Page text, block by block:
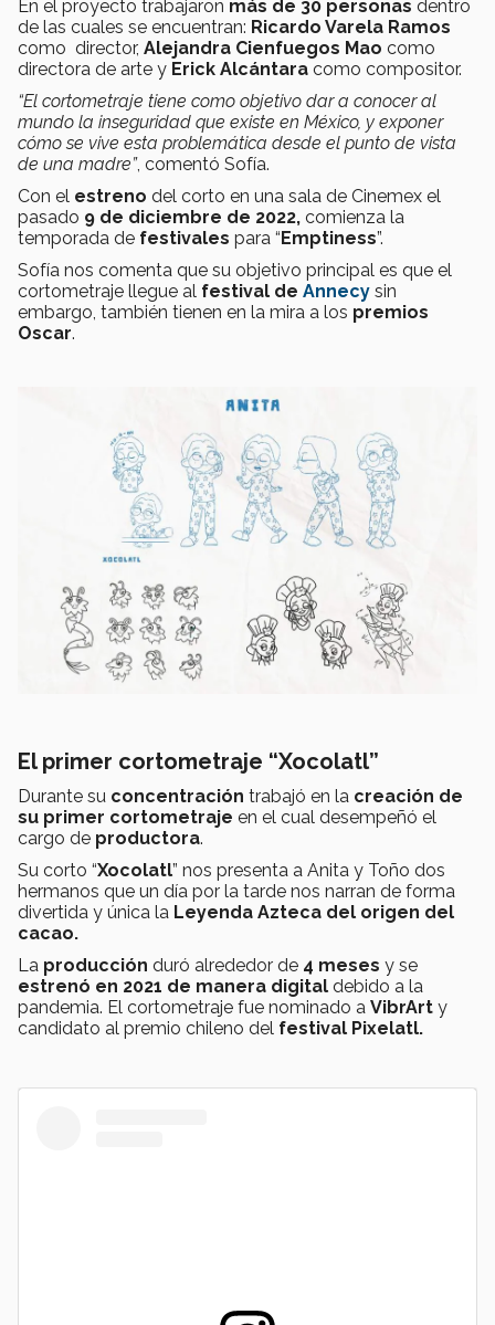
En el proyecto trabajaron más de 30 personas dentro
de las cuales se encuentran: Ricardo Varela Ramos
como director, Alejandra Cienfuegos Mao como
directora de arte y Erick Alcántara como compositor.
“El cortometraje tiene como objetivo dar a conocer al
mundo la inseguridad que existe en México, y exponer
cómo se vive esta problemática desde el punto de vista
de una madre”, comentó Sofía.
Con el estreno del corto en una sala de Cinemex el
pasado 9 de diciembre de 2022, comienza la
temporada de festivales para “ Emptiness”.
Sofía nos comenta que su objetivo principal es que el
cortometraje llegue al festival de Annecy sin
embargo, también tienen en la mira a los premios
Oscar.
El primer cortometraje “Xocolatl”
Durante su concentración trabajó en la creación de
su primer cortometraje en el cual desempeñó el
cargo de productora.
Su corto “Xocolatl” nos presenta a Anita y Toño dos
hermanos que un día por la tarde nos narran de forma
divertida y única la Leyenda Azteca del origen del
cacao.
La producción duró alrededor de 4 meses y se
estrenó en 2021 de manera digital debido a la
pandemia. El cortometraje fue nominado a VibrArt y
candidato al premio chileno del festival Pixelatl.